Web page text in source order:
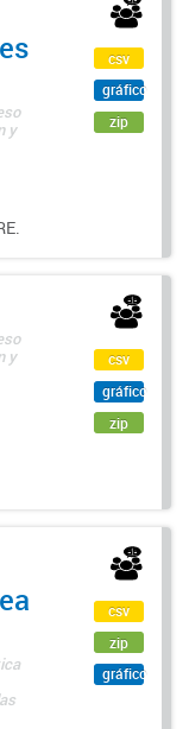
y
csv
gráfico
zip
y
csv
gráfico
zip
csv
zip
gráfico